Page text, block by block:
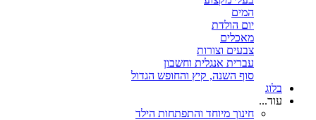
המים
יום הולדת
מאכלים
צבעים וצורות
עברית אנגלית וחשבון
סוף השנה, קיץ והחופש הגדול
בלוג
עוד...
חינוך מיוחד והתפתחות הילד